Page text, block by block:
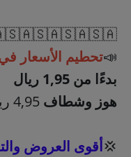
📣تحطيم الأسعار
بدءًا من 1,95 ريال
هوز وشطاف
💢أقوى العروض